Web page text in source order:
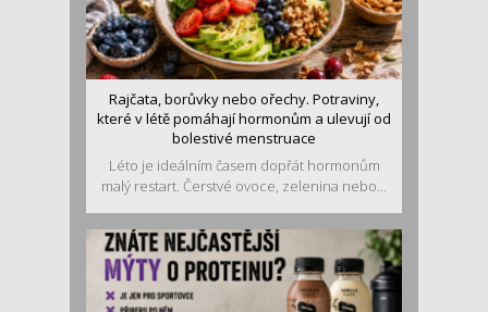
Rajčata, borůvky nebo ořechy. Potraviny,
které v létě pomáhají hormonům a ulevují od
bolestivé menstruace
Léto je ideálním časem dopřát hormonům
malý restart. Čerstvé ovoce, zelenina nebo...